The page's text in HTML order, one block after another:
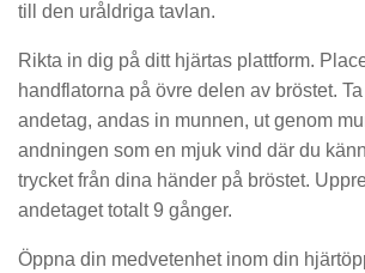
till den uråldriga tavlan.
Rikta in dig på ditt hjärtas plattform.
handflatorna på övre delen av bröstet.
andetag, andas in munnen, ut genom
andningen som en mjuk vind där du
trycket från dina händer på bröstet.
andetaget totalt 9 gånger.
Öppna din medvetenhet inom din